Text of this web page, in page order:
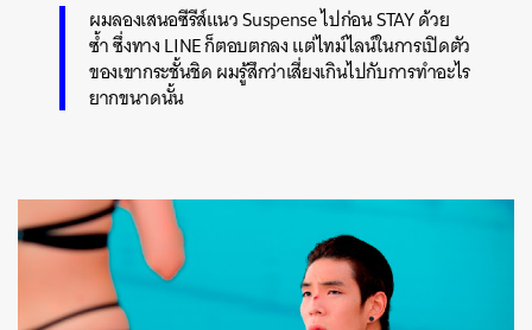
ผมลองเสนอซีรีส์แนว Suspense ไปก่อน STAY ด้วย
ซ้ำ ซึ่งทาง LINE ก็ตอบตกลง แต่ไทม์ไลน์ในการเปิดตัว
ของเขากระชั้นชิด ผมรู้สึกว่าเสี่ยงเกินไปกับการทำอะไร
ยากขนาดนั้น